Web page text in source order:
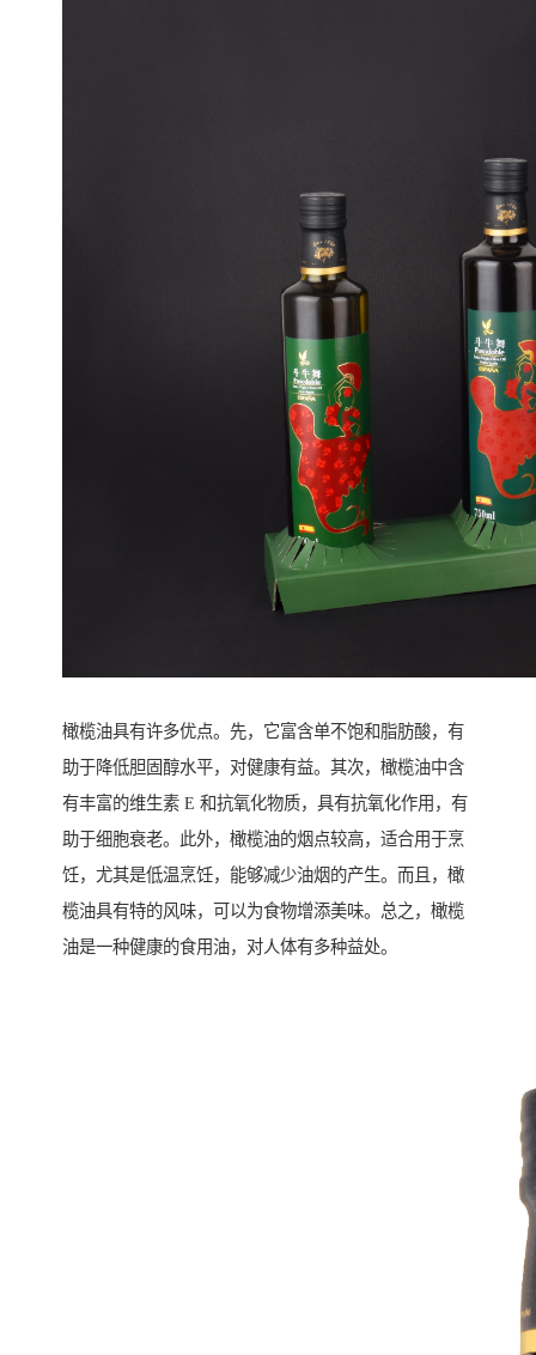
橄榄油具有许多优点。先，它富含单不饱和脂肪酸，有
助于降低胆固醇水平，对健康有益。其次，橄榄油中含
有丰富的维生素 E 和抗氧化物质，具有抗氧化作用，有
助于细胞衰老。此外，橄榄油的烟点较高，适合用于烹
饪，尤其是低温烹饪，能够减少油烟的产生。而且，橄
榄油具有特的风味，可以为食物增添美味。总之，橄榄
油是一种健康的食用油，对人体有多种益处。